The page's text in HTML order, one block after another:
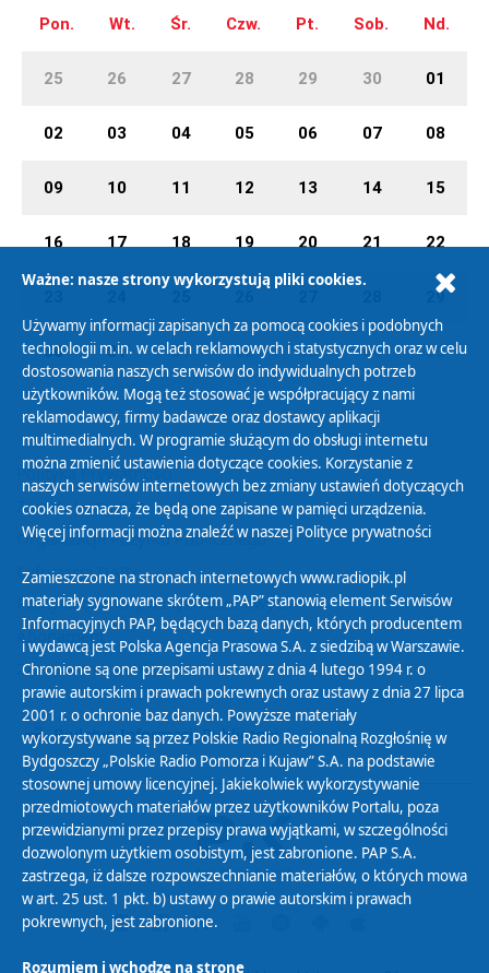
Pon. Wt. Śr. Czw. Pt. Sob. Nd.
25 26 27 28 29 30 01
02 03 04 05 06 07 08
09 10 11 12 13 14 15
16 17 18 19 20 21 22
29
30 31 01 02 03 04 05
Polityka Prywatności
Zasady korzystania z Serwisu
Organizacje Pożytku Publicznego
Cyfryzacja DAB+
Polityka ochrony danych osobowych
Abonament
Zamówienia publiczne
Biuletyn Informacji Publicznej
Ważne: nasze strony wykorzystują pliki cookies.
Używamy informacji zapisanych za pomocą cookies i podobnych
technologii m.in. w celach reklamowych i statystycznych oraz w celu
dostosowania naszych serwisów do indywidualnych potrzeb
użytkowników. Mogą też stosować je współpracujący z nami
reklamodawcy, firmy badawcze oraz dostawcy aplikacji
multimedialnych. W programie służącym do obsługi internetu
można zmienić ustawienia dotyczące cookies. Korzystanie z
naszych serwisów internetowych bez zmiany ustawień dotyczących
cookies oznacza, że będą one zapisane w pamięci urządzenia.
Więcej informacji można znaleźć w naszej Polityce prywatności
Zamieszczone na stronach internetowych www.radiopik.pl
materiały sygnowane skrótem „PAP” stanowią element Serwisów
Informacyjnych PAP, będących bazą danych, których producentem
i wydawcą jest Polska Agencja Prasowa S.A. z siedzibą w Warszawie.
Chronione są one przepisami ustawy z dnia 4 lutego 1994 r. o
prawie autorskim i prawach pokrewnych oraz ustawy z dnia 27 lipca
2001 r. o ochronie baz danych. Powyższe materiały
wykorzystywane są przez Polskie Radio Regionalną Rozgłośnię w
Bydgoszczy „Polskie Radio Pomorza i Kujaw” S.A. na podstawie
stosownej umowy licencyjnej. Jakiekolwiek wykorzystywanie
przedmiotowych materiałów przez użytkowników Portalu, poza
przewidzianymi przez przepisy prawa wyjątkami, w szczególności
dozwolonym użytkiem osobistym, jest zabronione. PAP S.A.
zastrzega, iż dalsze rozpowszechnianie materiałów, o których mowa
w art. 25 ust. 1 pkt. b) ustawy o prawie autorskim i prawach
pokrewnych, jest zabronione.
Rozumiem i wchodzę na stronę